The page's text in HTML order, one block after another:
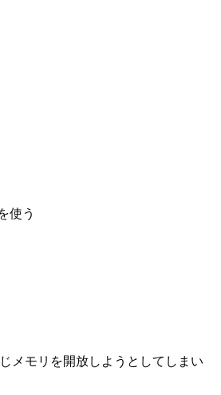
使う
メモリを開放しようとしてしまい